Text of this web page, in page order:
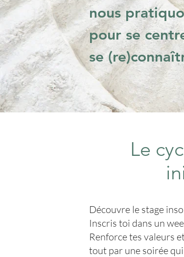
nous
pour se
se
Le
Découvre le stage
Inscris toi dans un
Renforce tes valeurs
tout par une soirée